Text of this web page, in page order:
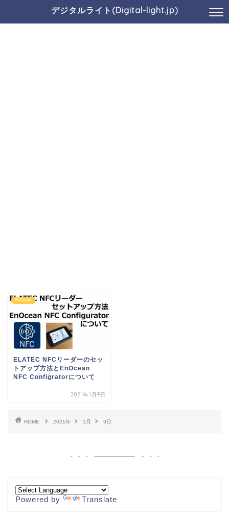
デジタルライト(Digital-light.jp)
EnOcean
ELATEC NFCリーダーのセッ
トアップ方法とEnOcean
NFC Configratorについて
2021年1月9日
HOME 2021年 1月 9日
Powered by Translate